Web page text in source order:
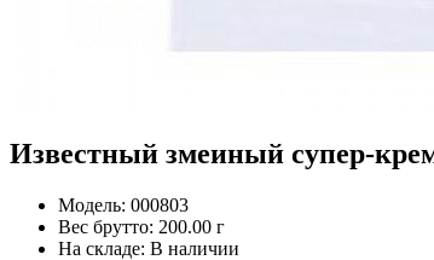
Известный змеиный супер-
Модель: 000803
Вес брутто: 200.00 г
На складе: В наличии